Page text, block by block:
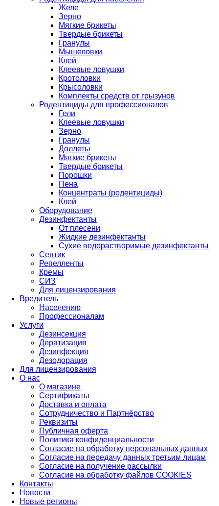
Желе
Зерно
Мягкие брикеты
Твердые брикеты
Гранулы
Мышеловки
Клей
Клеевые ловушки
Кротоловки
Крысоловки
Комплекты средств от грызунов
Родентициды для профессионалов
Гели
Клеевые ловушки
Зерно
Гранулы
Доллеты
Мягкие брикеты
Твердые брикеты
Порошки
Пена
Концентраты (родентициды)
Клей
Оборудование
Дезинфектанты
От плесени
Жидкие дезинфектанты
Сухие водорастворимые дезинфектанты
Септик
Репелленты
Кремы
СИЗ
Для лицензирования
Вредитель
Населению
Профессионалам
Услуги
Дезинсекция
Дератизация
Дезинфекция
Дезодорация
Для лицензирования
О нас
О магазине
Сертификаты
Доставка и оплата
Сотрудничество и Партнёрство
Реквизиты
Публичная оферта
Политика конфиденциальности
Согласие на обработку персональных данных
Согласие на передачу данных третьим лицам
Согласие на получение рассылки
Согласие на обработку файлов COOKIES
Контакты
Новости
Новые регионы